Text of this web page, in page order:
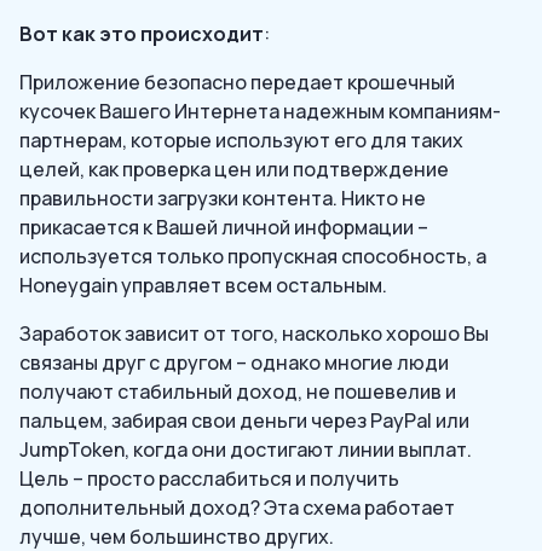
Вот как это происходит:
Приложение безопасно передает крошечный
кусочек Вашего Интернета надежным компаниям-
партнерам, которые используют его для таких
целей, как проверка цен или подтверждение
правильности загрузки контента. Никто не
прикасается к Вашей личной информации –
используется только пропускная способность, а
Honeygain управляет всем остальным.
Заработок зависит от того, насколько хорошо Вы
связаны друг с другом – однако многие люди
получают стабильный доход, не пошевелив и
пальцем, забирая свои деньги через PayPal или
JumpToken, когда они достигают линии выплат.
Цель – просто расслабиться и получить
дополнительный доход? Эта схема работает
лучше, чем большинство других.